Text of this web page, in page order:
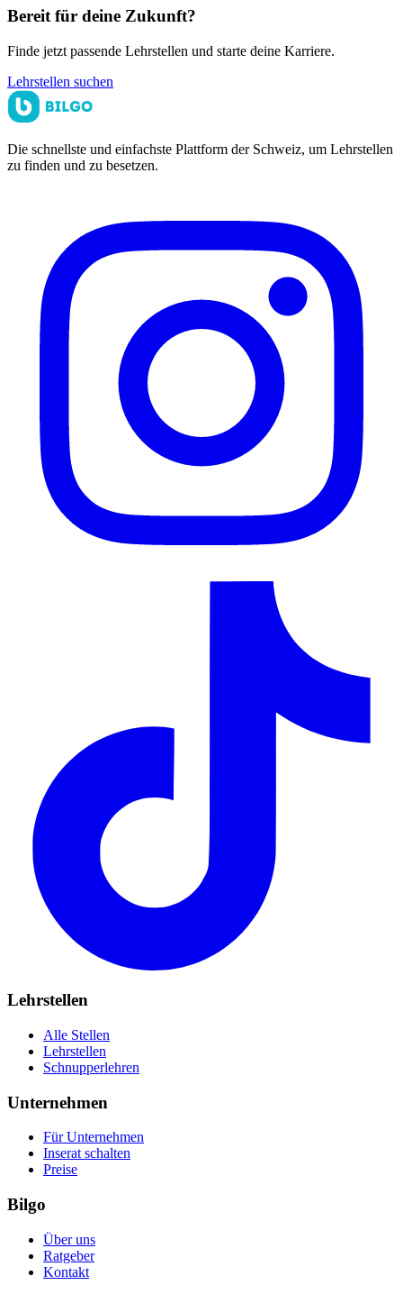
Bereit für deine Zukunft?
Finde jetzt passende Lehrstellen und starte deine Karriere.
Lehrstellen suchen
Die schnellste und einfachste Plattform der Schweiz, um Lehrstellen
zu finden und zu besetzen.
Lehrstellen
Alle Stellen
Lehrstellen
Schnupperlehren
Unternehmen
Für Unternehmen
Inserat schalten
Preise
Bilgo
Über uns
Ratgeber
Kontakt